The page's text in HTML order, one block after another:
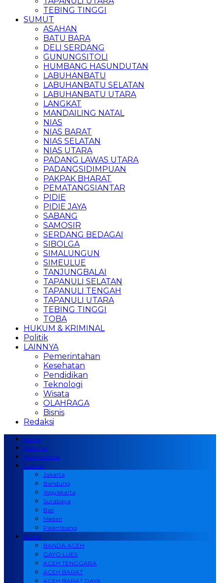
TEBING TINGGI
SUMUT
ASAHAN
BATU BARA
DELI SERDANG
GUNUNGSITOLI
HUMBANG HASUNDUTAN
LABUHANBATU
LABUHANBATU SELATAN
LABUHANBATU UTARA
LANGKAT
MANDAILING NATAL
NIAS
NIAS BARAT
NIAS SELATAN
NIAS UTARA
PADANG LAWAS UTARA
PADANGSIDIMPUAN
PAKPAK BHARAT
PEMATANGSIANTAR
PIDIE
PIDIE JAYA
SABANG
SAMOSIR
SERDANG BEDAGAI
SIBOLGA
SIMALUNGUN
SIMEULUE
TANJUNGBALAI
TAPANULI SELATAN
TAPANULI TENGAH
TAPANULI UTARA
TEBING TINGGI
TOBA
HUKUM & KRIMINAL
Politik
LAINNYA
Pemerintahan
Kesehatan
Pendidikan
Teknologi
Wisata
OLAHRAGA
Bisnis
Redaksi
Home
Nasional
Internasional
Daerah
Jakarta
Bandung
Yogyakarta
Surabaya
Bali
Medan
Palembang
ACEH
BANDA ACEH
GAYO LUES
ACEH TENGGARA
ACEH BARAT
ACEH BARAT DAYA